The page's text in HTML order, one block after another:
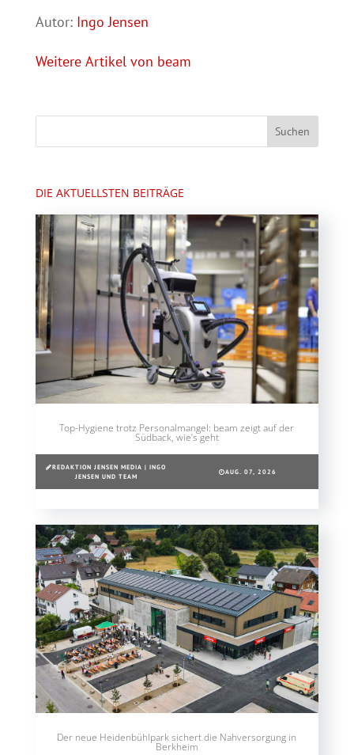
Autor: Ingo Jensen
Weitere Artikel von beam
DIE AKTUELLSTEN BEITRÄGE
Top-Hygiene trotz Personalmangel: beam zeigt auf der
Südback, wie’s geht
REDAKTION JENSEN MEDIA | INGO
JENSEN UND TEAM
AUG. 07, 2026
Der neue Heidenbühlpark sichert die Nahversorgung in
Berkheim